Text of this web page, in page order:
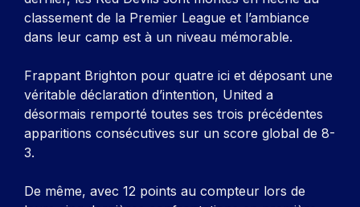
classement de la Premier League et l’ambiance
dans leur camp est à un niveau mémorable.
Frappant Brighton pour quatre ici et déposant une
véritable déclaration d’intention, United a
désormais remporté toutes ses trois précédentes
apparitions consécutives sur un score global de 8-
3.
De même, avec 12 points au compteur lors de